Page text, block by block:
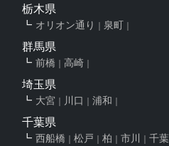
栃木県
オリオン通り 泉町
群馬県
前橋 高崎
埼玉県
大宮 川口 浦和
千葉県
西船橋 松戸 柏 市川 千葉